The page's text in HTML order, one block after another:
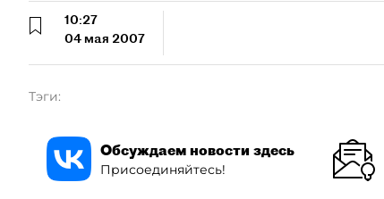
10:27
04 мая 2007
Тэги:
Обсуждаем новости здесь
Присоединяйтесь!